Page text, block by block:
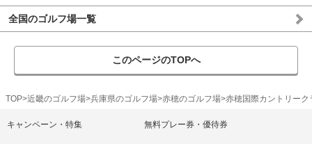
全国のゴルフ場一覧
このページのTOPへ
TOP 近畿のゴルフ場 兵庫県のゴルフ場 赤穂のゴルフ場 赤穂国際カントリーク
キャンペーン・特集 無料プレー券・優待券